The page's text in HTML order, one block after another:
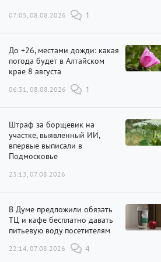
07:05, 08.08.2026 1
До +26, местами дожди: какая
погода будет в Алтайском
крае 8 августа
06:31, 08.08.2026 1
Штраф за борщевик на
участке, выявленный ИИ,
впервые выписали в
Подмосковье
23:13, 07.08.2026
В Думе предложили обязать
ТЦ и кафе бесплатно давать
питьевую воду посетителям
22:14, 07.08.2026 4